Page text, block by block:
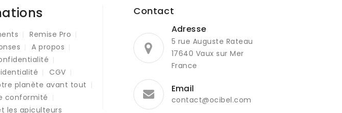
Remise Pro
A propos
CGV
planète avant tout
conformité
les apiculteurs
Contact
Adresse
5 rue Auguste Rateau
17640 Vaux sur Mer
France
Email
contact@ocibel.com